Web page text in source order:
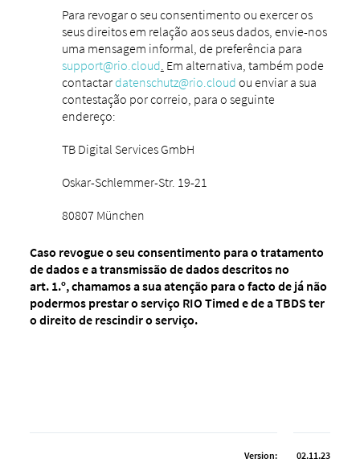
Para revogar o seu consentimento ou exercer os
seus direitos em relação aos seus dados, envie-nos
uma mensagem informal, de preferência para
support@rio.cloud Em alternativa, também pode
contactardatenschutz@rio.cloud ou enviar a sua
contestação por correio, para o seguinte
endereço:
TB Digital Services GmbH
Oskar-Schlemmer-Str. 19-21
80807 München
Caso revogue o seu consentimento para o tratamento
de dados e a transmissão de dados descritos no
art. 1.º, chamamos a sua atenção para o facto de já não
podermos prestar o serviço RIO Timed e de a TBDS ter
o direito de rescindir o serviço.
Version: 02.11.23